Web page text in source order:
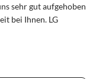
sehr gut aufgehoben
bei Ihnen. LG